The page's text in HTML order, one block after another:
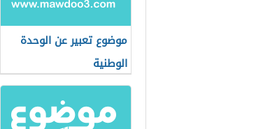
موضوع تعبير عن الوحدة
الوطنية